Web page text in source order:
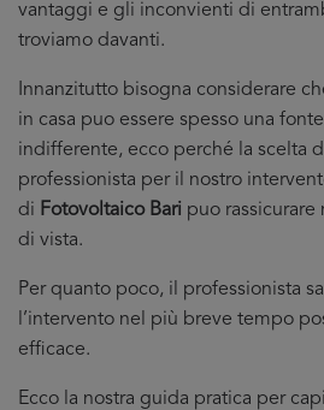
vantaggi e gli inconvienti di
troviamo davanti.
Innanzitutto bisogna considerare
in casa puo essere spesso una
indifferente, ecco perché la scelta
professionista per il nostro
di Fotovoltaico Bari puo
di vista.
Per quanto poco, il professionista
l’intervento nel più breve tempo
efficace.
Ecco la nostra guida pratica per